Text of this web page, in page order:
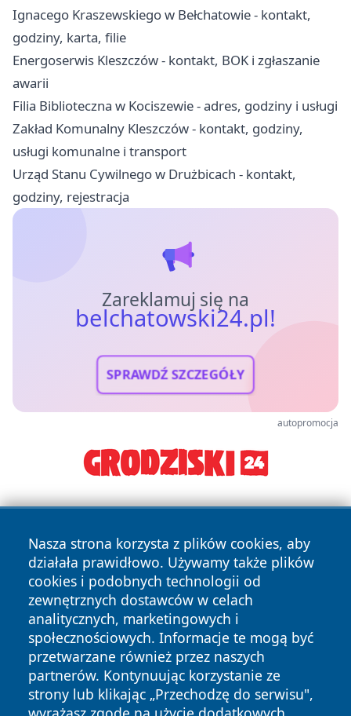
Ignacego Kraszewskiego w Bełchatowie - kontakt,
godziny, karta, filie
Energoserwis Kleszczów - kontakt, BOK i zgłaszanie
awarii
Filia Biblioteczna w Kociszewie - adres, godziny i usługi
Zakład Komunalny Kleszczów - kontakt, godziny,
usługi komunalne i transport
Urząd Stanu Cywilnego w Drużbicach - kontakt,
godziny, rejestracja
Zareklamuj się na
belchatowski24.pl!
SPRAWDŹ SZCZEGÓŁY
autopromocja
Nasza strona korzysta z plików cookies, aby
działała prawidłowo. Używamy także plików
cookies i podobnych technologii od
zewnętrznych dostawców w celach
analitycznych, marketingowych i
społecznościowych. Informacje te mogą być
przetwarzane również przez naszych
partnerów. Kontynuując korzystanie ze
strony lub klikając „Przechodzę do serwisu",
Copyright © 2026 belchatowski24.pl Wszystkie prawa
zastrzeżone.
News Autorzy
Polityka
Prywatności
Polityka
Cookies